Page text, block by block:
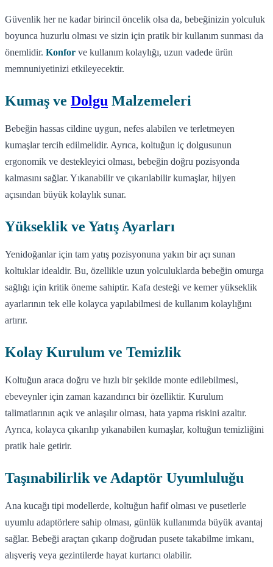
Güvenlik her ne kadar birincil öncelik olsa da, bebeğinizin yolculuk
boyunca huzurlu olması ve sizin için pratik bir kullanım sunması da
önemlidir. Konfor ve kullanım kolaylığı, uzun vadede ürün
memnuniyetinizi etkileyecektir.
Kumaş ve Dolgu Malzemeleri
Bebeğin hassas cildine uygun, nefes alabilen ve terletmeyen
kumaşlar tercih edilmelidir. Ayrıca, koltuğun iç dolgusunun
ergonomik ve destekleyici olması, bebeğin doğru pozisyonda
kalmasını sağlar. Yıkanabilir ve çıkarılabilir kumaşlar, hijyen
açısından büyük kolaylık sunar.
Yükseklik ve Yatış Ayarları
Yenidoğanlar için tam yatış pozisyonuna yakın bir açı sunan
koltuklar idealdir. Bu, özellikle uzun yolculuklarda bebeğin omurga
sağlığı için kritik öneme sahiptir. Kafa desteği ve kemer yükseklik
ayarlarının tek elle kolayca yapılabilmesi de kullanım kolaylığını
artırır.
Kolay Kurulum ve Temizlik
Koltuğun araca doğru ve hızlı bir şekilde monte edilebilmesi,
ebeveynler için zaman kazandırıcı bir özelliktir. Kurulum
talimatlarının açık ve anlaşılır olması, hata yapma riskini azaltır.
Ayrıca, kolayca çıkarılıp yıkanabilen kumaşlar, koltuğun temizliğini
pratik hale getirir.
Taşınabilirlik ve Adaptör Uyumluluğu
Ana kucağı tipi modellerde, koltuğun hafif olması ve pusetlerle
uyumlu adaptörlere sahip olması, günlük kullanımda büyük avantaj
sağlar. Bebeği araçtan çıkarıp doğrudan pusete takabilme imkanı,
alışveriş veya gezintilerde hayat kurtarıcı olabilir.